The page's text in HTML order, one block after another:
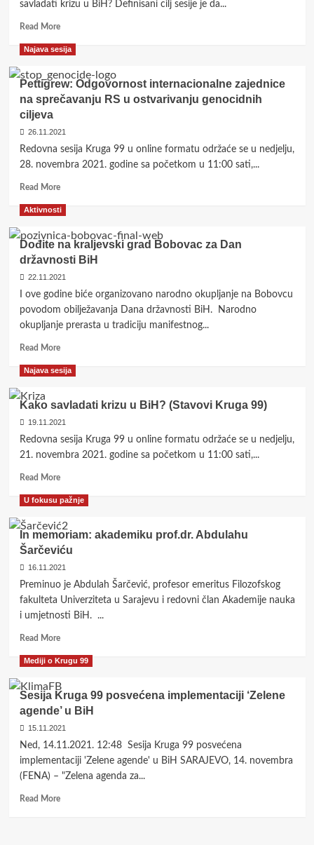
ustupaka
ciljevima
RS-
a
savladati krizu u BiH? Definisani cilj sesije je da...
Read MoreRead
about
Stavova
99
krizi
u
BiH
Najava sesija
Pettigrew: Odgovornost internacionalne zajednice
na sprečavanju RS u ostvarivanju genocidnih
ciljeva
26.11.2021
Redovna sesija Kruga 99 u online formatu održaće se u nedjelju,
28. novembra 2021. godine sa početkom u 11:00 sati,...
Read MoreRead
about
Odgovornost
internacionalne
zajednice
na
sprečavanju
RS
ostvarivanju
genocidnih
Aktivnosti
Dođite na kraljevski grad Bobovac za Dan
državnosti BiH
22.11.2021
I ove godine biće organizovano narodno okupljanje na Bobovcu
povodom obilježavanja Dana državnosti BiH. Narodno
okupljanje prerasta u tradiciju manifestnog...
Read MoreRead
about
grad
Bobovac
za
državnosti
BiH
Najava sesija
Kako savladati krizu u BiH? (Stavovi Kruga 99)
19.11.2021
Redovna sesija Kruga 99 u online formatu održaće se u nedjelju,
21. novembra 2021. godine sa početkom u 11:00 sati,...
Read MoreRead
about
savladati
u
BiH?
(Stavovi
Kruga
99)
U fokusu pažnje
In memoriam: akademiku prof.dr. Abdulahu
Šarčeviću
16.11.2021
Preminuo je Abdulah Šarčević, profesor emeritus Filozofskog
fakulteta Univerziteta u Sarajevu i redovni član Akademije nauka
i umjetnosti BiH. ...
Read MoreRead
about
memoriam:
akademiku
prof.dr.
Abdulahu
Šarčeviću
Mediji o Krugu 99
Sesija Kruga 99 posvećena implementaciji ‘Zelene
agende’ u BiH
15.11.2021
Ned, 14.11.2021. 12:48 Sesija Kruga 99 posvećena
implementaciji 'Zelene agende' u BiH SARAJEVO, 14. novembra
(FENA) – "Zelena agenda za...
Read MoreRead